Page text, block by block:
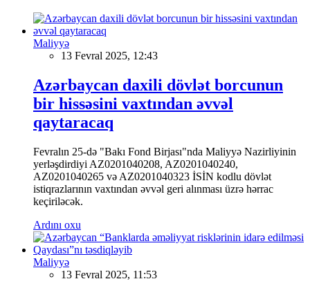
Maliyyə
13 Fevral 2025, 12:43
Azərbaycan daxili dövlət borcunun
bir hissəsini vaxtından əvvəl
qaytaracaq
Fevralın 25-də "Bakı Fond Birjası"nda Maliyyə Nazirliyinin
yerləşdirdiyi AZ0201040208, AZ0201040240,
AZ0201040265 və AZ0201040323 İSİN kodlu dövlət
istiqrazlarının vaxtından əvvəl geri alınması üzrə hərrac
keçiriləcək.
Ardını oxu
Maliyyə
13 Fevral 2025, 11:53